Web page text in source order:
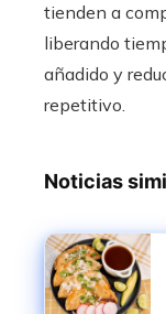
tienden a
liberando
añadido y
repetitivo.
Noticias